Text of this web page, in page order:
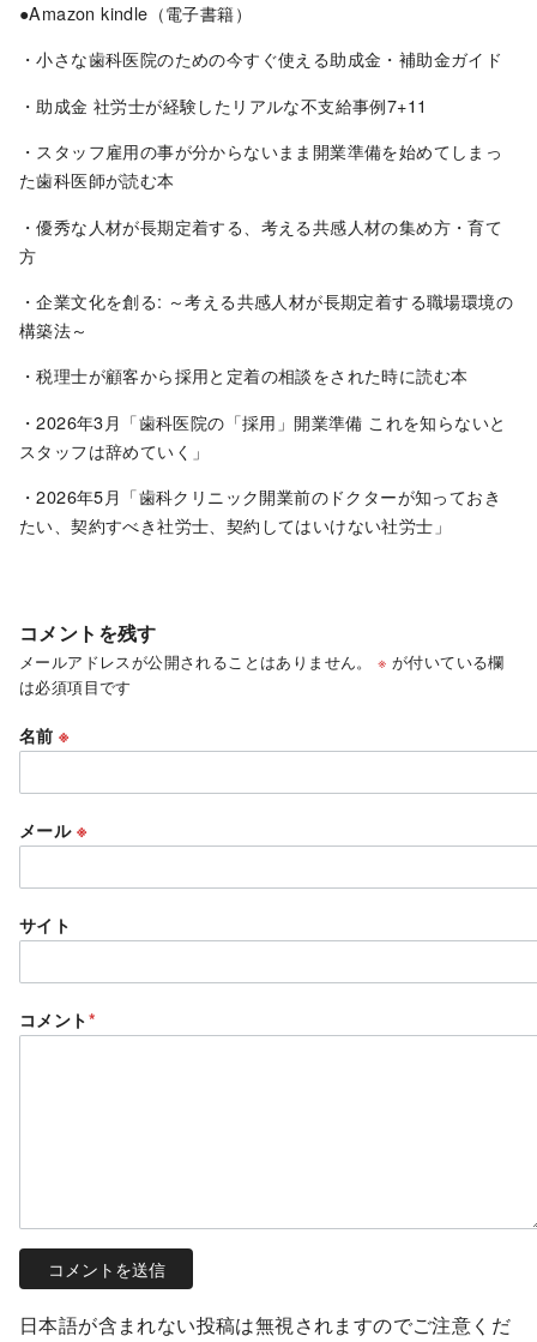
●Amazon kindle（電子書籍）
・小さな歯科医院のための今すぐ使える助成金・補助金ガイド
・助成金 社労士が経験したリアルな不支給事例7+11
・スタッフ雇用の事が分からないまま開業準備を始めてしまっ
た歯科医師が読む本
・優秀な人材が長期定着する、考える共感人材の集め方・育て
方
・企業文化を創る: ～考える共感人材が長期定着する職場環境の
構築法～
・税理士が顧客から採用と定着の相談をされた時に読む本
・2026年3月「歯科医院の「採用」開業準備 これを知らないと
スタッフは辞めていく」
・2026年5月「歯科クリニック開業前のドクターが知っておき
たい、契約すべき社労士、契約してはいけない社労士」
コメントを残す
メールアドレスが公開されることはありません。 ※ が付いている欄
は必須項目です
名前※
メール ※
サイト
コメント*
日本語が含まれない投稿は無視されますのでご注意くだ